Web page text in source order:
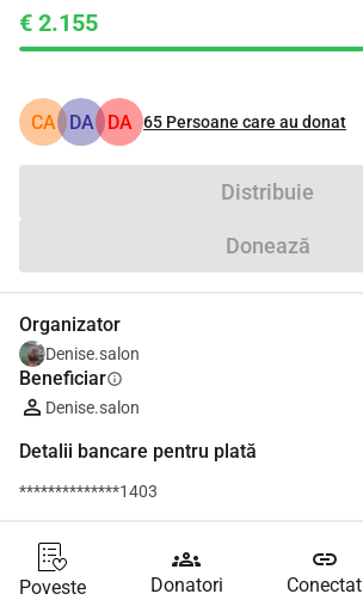
€ 2.155
CA DA DA 65 Persoane care au donat
Distribuie
Donează
Organizator
Denise.salon
Beneficiarinfo
Denise.salon
Detalii bancare pentru plată
**************1403
Poveste
groups
Donatori
link
Conectat